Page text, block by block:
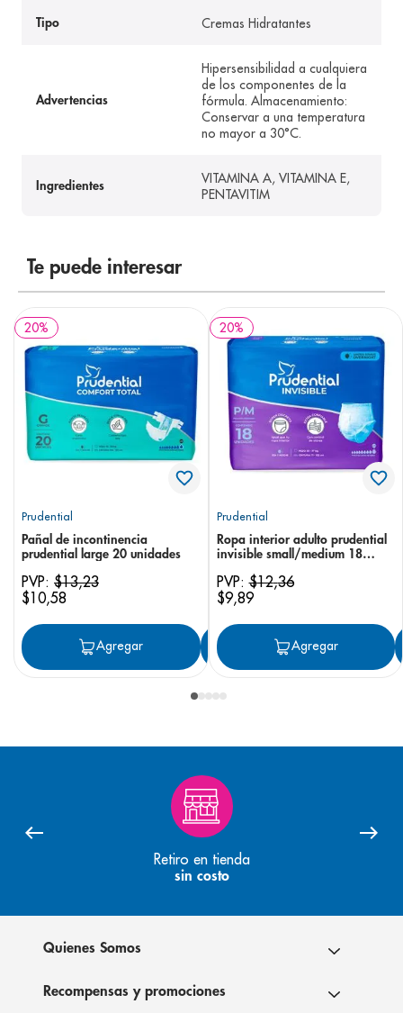
Tipo Cremas Hidratantes
Advertencias
Hipersensibilidad a cualquiera
de los componentes de la
fórmula. Almacenamiento:
Conservar a una temperatura
no mayor a 30°C.
Ingredientes
VITAMINA A, VITAMINA E,
PENTAVITIM
Te puede interesar
20%
Prudential
Pañal de incontinencia
prudential large 20 unidades
PVP: $13,23
$10,58
Agregar Agregar
20%
Prudential
Ropa interior adulto prudential
invisible small/medium 18
PVP:$12,36
$9,89
Agregar
Retiro en tienda
sin costo
Quienes Somos
Recompensas y promociones